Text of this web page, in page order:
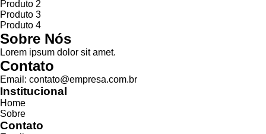
Produto 2
Produto 3
Produto 4
Sobre Nós
Lorem ipsum dolor sit amet.
Contato
Email: contato@empresa.com.br
Institucional
Home
Sobre
Contato